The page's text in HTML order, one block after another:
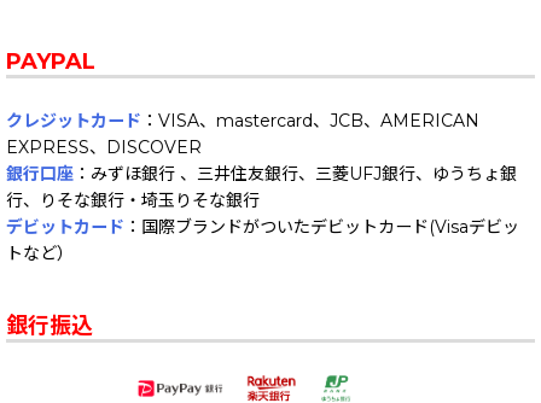
PAYPAL
クレジットカード ：VISA、mastercard、JCB、AMERICAN
EXPRESS、DISCOVER
銀行口座 ：みずほ銀行 、三井住友銀行、三菱UFJ銀行、ゆうちょ銀
行、りそな銀行・埼玉りそな銀行
デビットカード ：国際ブランドがついたデビットカード(Visaデビッ
トなど）
銀行振込